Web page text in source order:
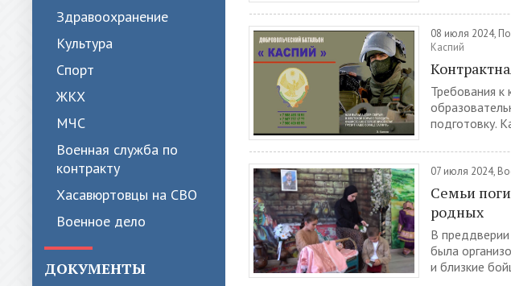
Здравоохранение
Культура
Спорт
ЖКХ
МЧС
Военная служба по
контракту
Хасавюртовцы на СВО
Военное дело
ДОКУМЕНТЫ
08 июля 2024,
Каспий
Требования
подготовку.
07 июля 2024,
Семьи
родных
В
была
и близкие